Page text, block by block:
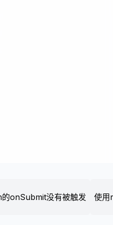
onSubmit没有被触发 使用